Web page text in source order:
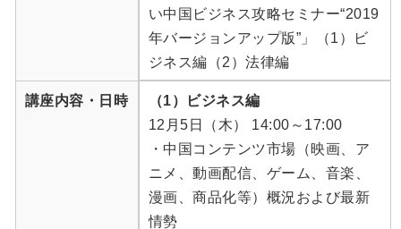
い中国ビジネス攻略セミナー“2019
年バージョンアップ版”」（1）ビ
ジネス編（2）法律編
講座内容・日時
（1）ビジネス編
12月5日（木） 14:00～17:00
・中国コンテンツ市場（映画、ア
ニメ、動画配信、ゲーム、音楽、
漫画、商品化等）概況および最新
情勢